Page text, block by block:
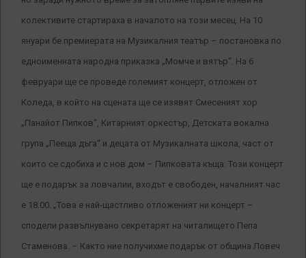
колективите стартираха в началото на този месец. На 10
януари бе премиерата на Музикалния театър – постановка по
едноименната народна приказка „Момче и вятър“. На 6
февруари ще се проведе големият концерт, отложен от
Коледа, в който на сцената ще се изявят Смесеният хор
„Панайот Пипков“, Китарният оркестър, Детската вокална
група „Пееща дъга“ и децата от Музикалната школа, част от
които се сдобиха и с нов дом – Пипковата къща. Този концерт
ще е подарък за ловчалии, входът е свободен, началният час
е 18.00. „Това е най-щастливо отложеният ни концерт –
сподели развълнувано секретарят на читалището Пепа
Стаменова. – Както ние получихме подарък от община Ловеч